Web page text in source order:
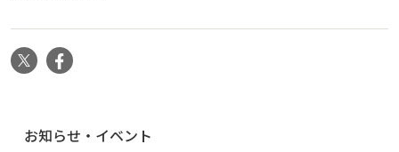
X
お知らせ・イベント